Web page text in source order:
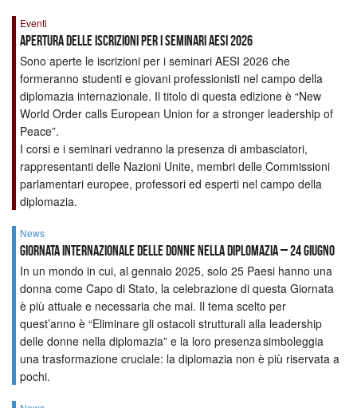
Eventi
Apertura delle iscrizioni per i seminari AESI 2026
Sono aperte le iscrizioni per i seminari AESI 2026 che
formeranno studenti e giovani professionisti nel campo della
diplomazia internazionale. Il titolo di questa edizione è “New
World Order calls European Union for a stronger leadership of
Peace”.
I corsi e i seminari vedranno la presenza di ambasciatori,
rappresentanti delle Nazioni Unite, membri delle Commissioni
parlamentari europee, professori ed esperti nel campo della
diplomazia.
News
Giornata internazionale delle donne nella diplomazia – 24 giugno
In un mondo in cui, al gennaio 2025, solo 25 Paesi hanno una
donna come Capo di Stato, la celebrazione di questa Giornata
è più attuale e necessaria che mai. Il tema scelto per
quest’anno è “Eliminare gli ostacoli strutturali alla leadership
delle donne nella diplomazia” e la loro presenza simboleggia
una trasformazione cruciale: la diplomazia non è più riservata a
pochi.